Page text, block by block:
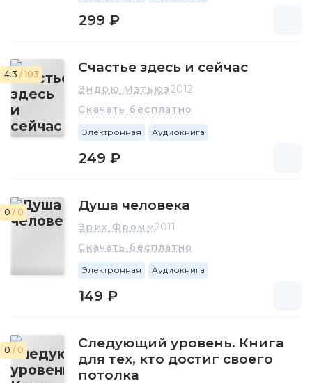
299 ₽
4.3 / 103 Счастье здесь и сейчас
Эндрю Мэтьюз2012
Скачать бесплатно
Электронная Аудиокнига
249 ₽
0 / 0 Душа человека
Эрих Фромм2011
Скачать бесплатно
Электронная Аудиокнига
149 ₽
0 / 0
Следующий уровень. Книга
для тех, кто достиг своего
потолка